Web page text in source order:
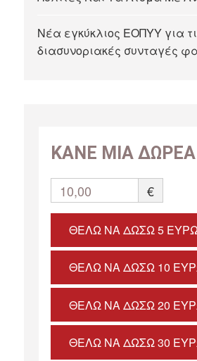
Νέα εγκύκλιος ΕΟΠΥΥ για
διασυνοριακές συνταγές
ΚΑΝΕ ΜΙΑ ΔΩΡΕΑ
10,00 €
ΘΈΛΩ ΝΑ ΔΏΣΩ 5
ΘΈΛΩ ΝΑ ΔΏΣΩ 10
ΘΈΛΩ ΝΑ ΔΏΣΩ 20
ΘΈΛΩ ΝΑ ΔΏΣΩ 30